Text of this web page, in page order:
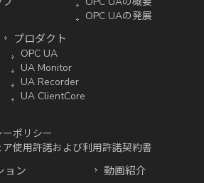
OPC UAの発展
プロダクト
OPC UA
UA Monitor
UA Recorder
UA ClientCore
ポリシー
ア使用許諾および利用許諾契約書
ョン 動画紹介